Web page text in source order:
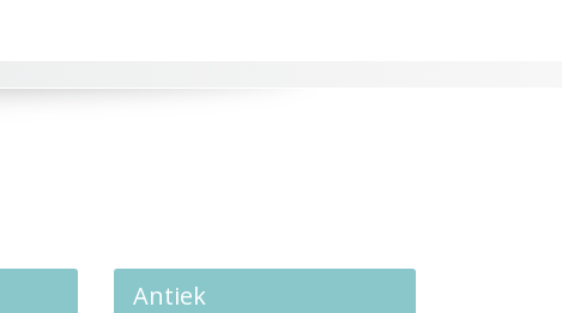
Antiek